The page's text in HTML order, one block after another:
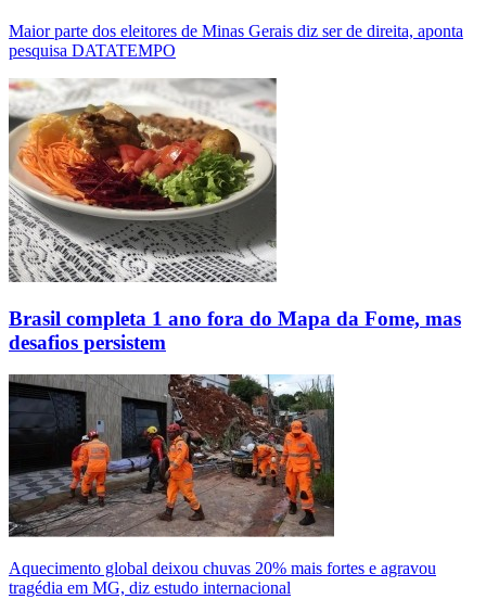
Maior parte dos eleitores de Minas Gerais diz ser de direita, aponta
pesquisa DATATEMPO
Brasil completa 1 ano fora do Mapa da Fome, mas
desafios persistem
Aquecimento global deixou chuvas 20% mais fortes e agravou
tragédia em MG, diz estudo internacional